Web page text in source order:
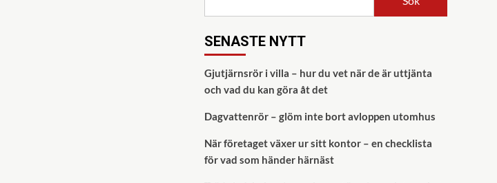
SENASTE NYTT
Gjutjärnsrör i villa – hur du vet när de är uttjänta
och vad du kan göra åt det
Dagvattenrör – glöm inte bort avloppen utomhus
När företaget växer ur sitt kontor – en checklista
för vad som händer härnäst